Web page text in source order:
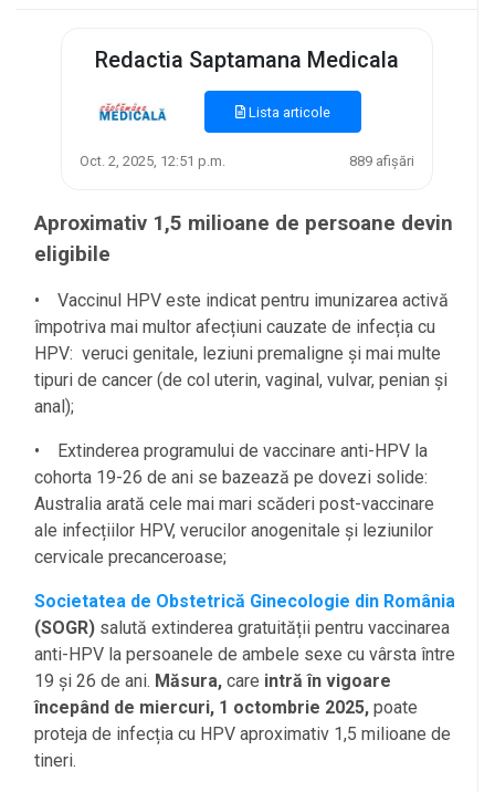
Redactia Saptamana Medicala
Lista articole
Oct. 2, 2025, 12:51 p.m. 889 afișări
Aproximativ 1,5 milioane de persoane devin
eligibile
• Vaccinul HPV este indicat pentru imunizarea activă
împotriva mai multor afecțiuni cauzate de infecția cu
HPV: veruci genitale, leziuni premaligne și mai multe
tipuri de cancer (de col uterin, vaginal, vulvar, penian și
anal);
• Extinderea programului de vaccinare anti-HPV la
cohorta 19-26 de ani se bazează pe dovezi solide:
Australia arată cele mai mari scăderi post-vaccinare
ale infecțiilor HPV, verucilor anogenitale și leziunilor
cervicale precanceroase;
Societatea de Obstetrică Ginecologie din România
(SOGR) salută extinderea gratuității pentru vaccinarea
anti-HPV la persoanele de ambele sexe cu vârsta între
19 și 26 de ani. Măsura, care intră în vigoare
începând de miercuri, 1 octombrie 2025, poate
proteja de infecția cu HPV aproximativ 1,5 milioane de
tineri.